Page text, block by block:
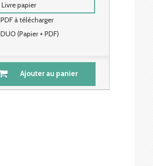
Livre papier
PDF à télécharger
DUO (Papier + PDF)
Ajouter au panier